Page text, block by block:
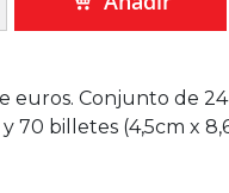
euros. Conjunto de 24
70 billetes (4,5cm x